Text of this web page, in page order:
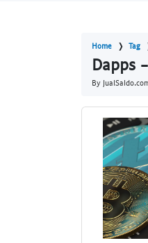
Home Tag
Dapps
By